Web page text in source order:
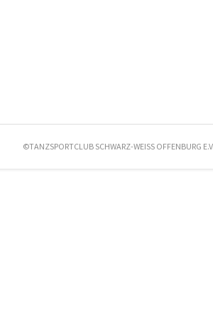
©TANZSPORTCLUB SCHWARZ-WEISS OFFENBURG E.V.